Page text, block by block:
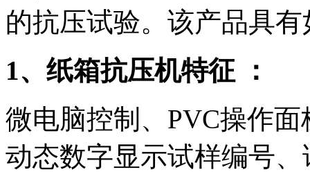
的抗压试验。该产品具
1、纸箱抗压机特征
：
微电脑控制、PVC操作
动态数字显示试样编号